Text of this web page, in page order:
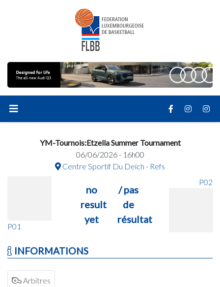
YM-Tournois:Etzella Summer Tournament
06/06/2026 - 16h00
Centre Sportif Du Deich - Refs
P01
no
result
yet
/ pas
de
résultat
P02
INFORMATIONS
Arbitres